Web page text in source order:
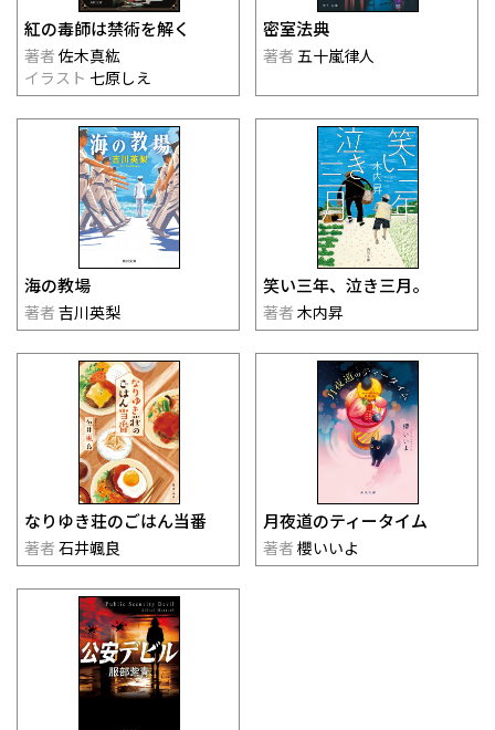
紅の毒師は禁術を解く
著者 佐木真紘
イラスト 七原しえ
密室法典
著者 五十嵐律人
海の教場
著者 吉川英梨
笑い三年、泣き三月。
著者 木内昇
なりゆき荘のごはん当番
著者 石井颯良
月夜道のティータイム
著者 櫻いいよ